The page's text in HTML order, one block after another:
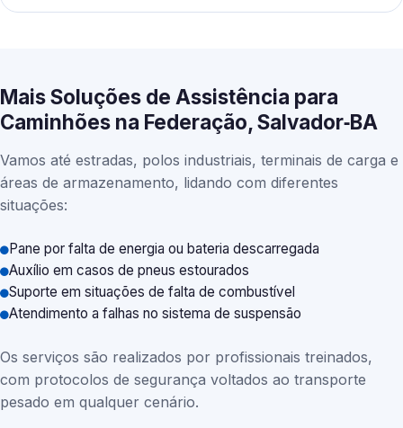
Mais Soluções de Assistência para
Caminhões na Federação, Salvador‑BA
Vamos até estradas, polos industriais, terminais de carga e
áreas de armazenamento, lidando com diferentes
situações:
Pane por falta de energia ou bateria descarregada
Auxílio em casos de pneus estourados
Suporte em situações de falta de combustível
Atendimento a falhas no sistema de suspensão
Os serviços são realizados por profissionais treinados,
com protocolos de segurança voltados ao transporte
pesado em qualquer cenário.